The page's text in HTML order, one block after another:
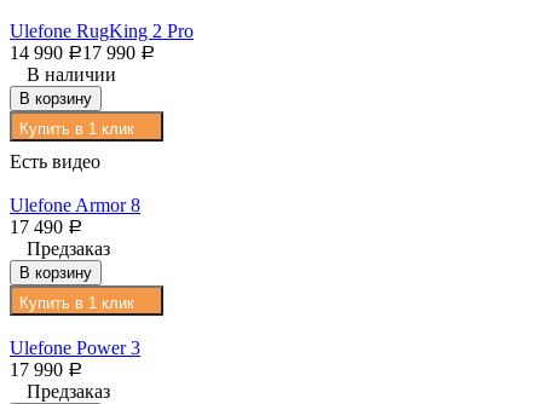
Ulefone RugKing 2 Pro
14 990 Р17 990 Р
В наличии
В корзину
Купить в 1 клик
Есть видео
Ulefone Armor 8
17 490 Р
Предзаказ
В корзину
Купить в 1 клик
Ulefone Power 3
17 990 Р
Предзаказ